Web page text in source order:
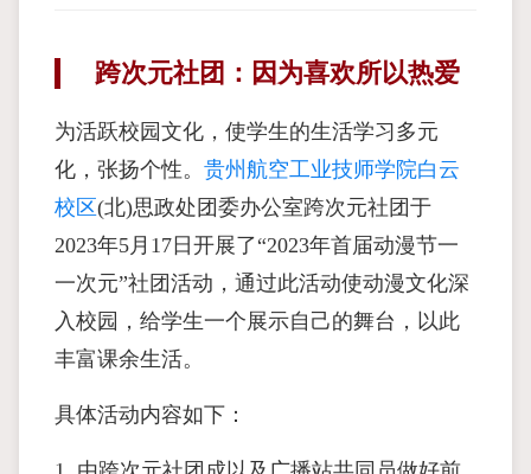
跨次元社团：因为喜欢所以热爱
为活跃校园文化，使学生的生活学习多元
化，张扬个性。 贵州航空工业技师学院白云
校区(北)思政处团委办公室跨次元社团于
2023年5月17日开展了“2023年首届动漫节一
一次元”社团活动，通过此活动使动漫文化深
入校园，给学生一个展示自己的舞台，以此
丰富课余生活。
具体活动内容如下：